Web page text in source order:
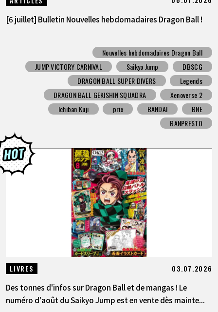
[6 juillet] Bulletin Nouvelles hebdomadaires Dragon Ball !
Nouvelles hebdomadaires Dragon Ball
JUMP VICTORY CARNIVAL
Saikyo Jump
DBSCG
DRAGON BALL SUPER DIVERS
Legends
DRAGON BALL GEKISHIN SQUADRA
Xenoverse 2
Ichiban Kuji
prix BANDAI
BNE
BANPRESTO
LIVRES 03.07.2026
Des tonnes d'infos sur Dragon Ball et de mangas ! Le
numéro d'août du Saikyo Jump est en vente dès mainte...